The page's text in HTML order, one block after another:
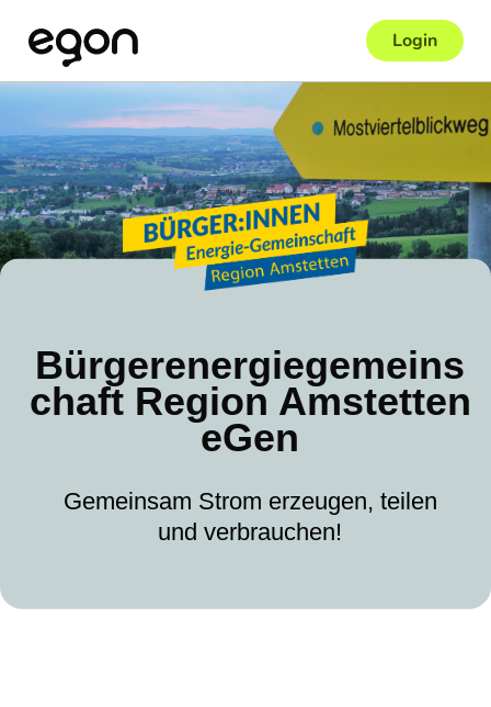
Login
Bürgerenergiegemeins
chaft Region Amstetten
eGen
Gemeinsam Strom erzeugen, teilen
und verbrauchen!